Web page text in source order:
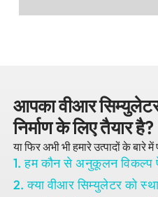
आपका वीआर
निर्माण के लिए तैयार है?
या फिर अभी भी हमारे उत्पादों के बारे
1. हम कौन से अनुकूलन
2. क्या वीआर सिम्युलेटर को